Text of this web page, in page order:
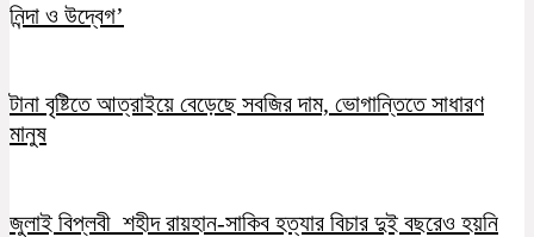
নিন্দা ও উদ্বেগ’
টানা বৃষ্টিতে আত্রাইয়ে বেড়েছে সবজির দাম, ভোগান্তিতে সাধারণ
মানুষ
জুলাই বিপ্লবী শহীদ রায়হান-সাকিব হত্যার বিচার দুই বছরেও হয়নি